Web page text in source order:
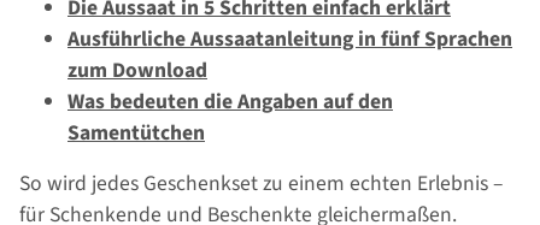
Die Aussaat in 5 Schritten einfach erklärt
Ausführliche Aussaatanleitung in fünf Sprachen
zum Download
Was bedeuten die Angaben auf den
Samentütchen
So wird jedes Geschenkset zu einem echten Erlebnis –
für Schenkende und Beschenkte gleichermaßen.